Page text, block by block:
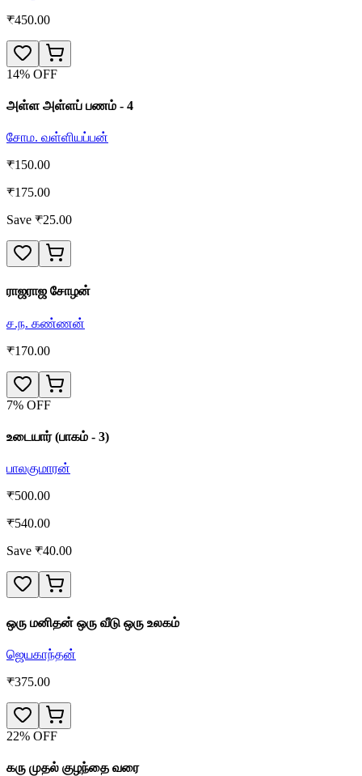
₹450.00
14% OFF
அள்ள அள்ளப் பணம் - 4
சோம. வள்ளியப்பன்
₹150.00
₹175.00
Save ₹25.00
ராஜராஜ சோழன்
ச.ந. கண்ணன்
₹170.00
7% OFF
உடையார் (பாகம் - 3)
பாலகுமாரன்
₹500.00
₹540.00
Save ₹40.00
ஒரு மனிதன் ஒரு வீடு ஒரு உலகம்
ஜெயகாந்தன்
₹375.00
22% OFF
கரு முதல் குழந்தை வரை